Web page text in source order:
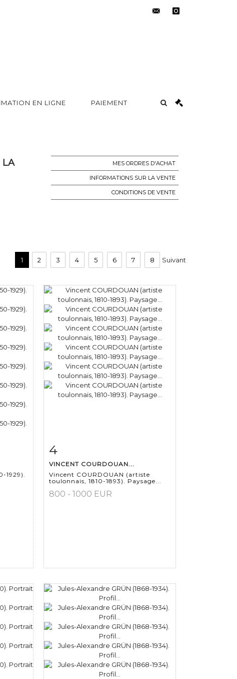
EN LIGNE PAIEMENT
LA
MES ORDRES D'ACHAT
INFORMATIONS SUR LA VENTE
CONDITIONS DE VENTE
1 2 3 4 5 6 7 8 Suivant
1929).
Fiche détaillée
4
VINCENT COURDOUAN...
Vincent COURDOUAN (artiste
toulonnais, 1810-1893). Paysage...
800 - 1000 EUR